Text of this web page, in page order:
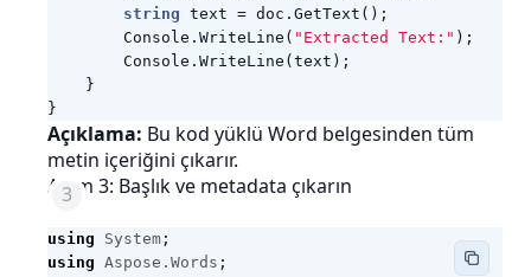
string text = doc . GetText ();
Console . WriteLine ( "Extracted Text:" );
Console . WriteLine ( text );
}
}
Açıklama: Bu kod yüklü Word belgesinden tüm
metin içeriğini çıkarır.
Adım 3: Başlık ve metadata çıkarın
using System ;
using Aspose.Words ;